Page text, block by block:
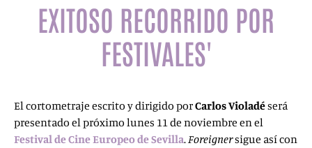
EXITOSO RECORRIDO POR
FESTIVALES'
El cortometraje escrito y dirigido porCarlos Violadéserá
presentado el próximo lunes 11 de noviembre en el
Festival de Cine Europeo de Sevilla.Foreignersigue así con